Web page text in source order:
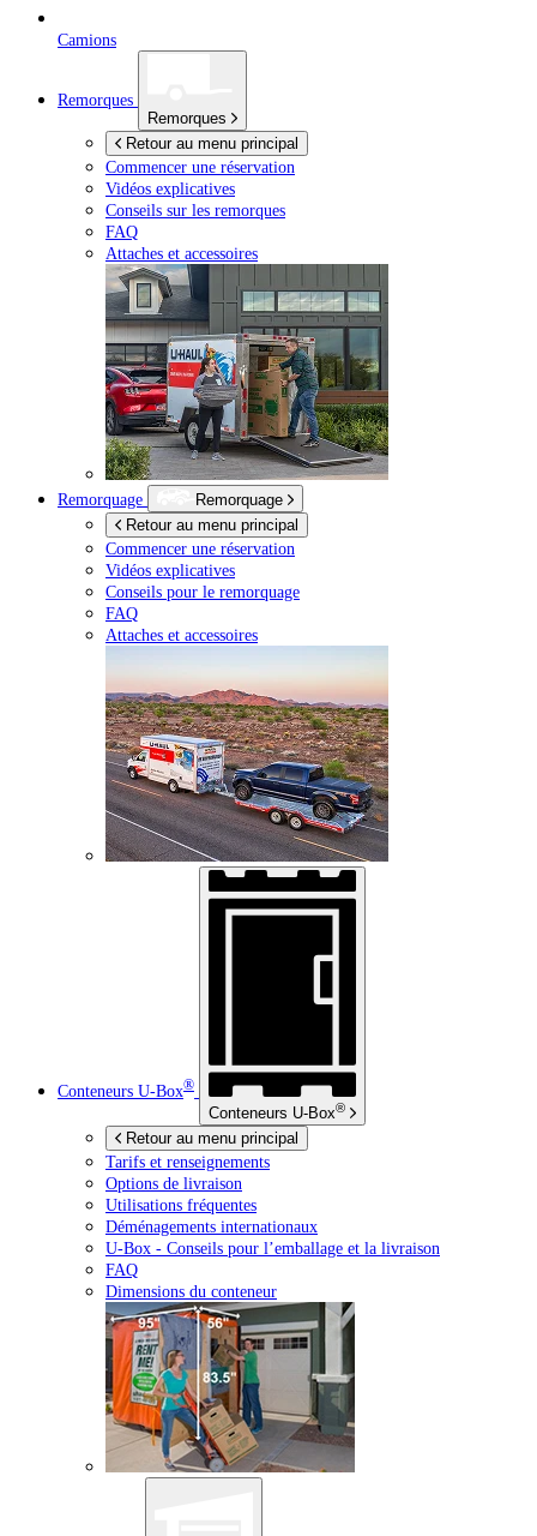
Camions
Remorques
Remorques
Retour au menu principal
Commencer une réservation
Vidéos explicatives
Conseils sur les remorques
FAQ
Attaches et accessoires
Remorquage
Remorquage
Retour au menu principal
Commencer une réservation
Vidéos explicatives
Conseils pour le remorquage
FAQ
Attaches et accessoires
Conteneurs U-Box®
Conteneurs U-Box®
Retour au menu principal
Tarifs et renseignements
Options de livraison
Utilisations fréquentes
Déménagements internationaux
U-Box - Conseils pour l’emballage et la livraison
FAQ
Dimensions du conteneur